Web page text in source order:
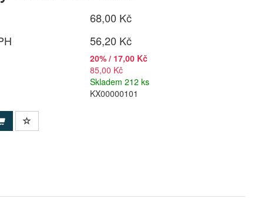
68,00 Kč
56,20 Kč
20% / 17,00 Kč
85,00 Kč
Skladem 212 ks
KX00000101